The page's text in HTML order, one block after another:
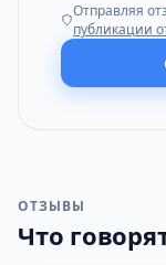
Отправляя
публикации
ОТЗЫВЫ
Что